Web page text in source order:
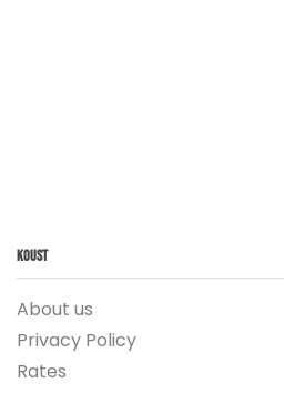
Koust
About us
Privacy Policy
Rates